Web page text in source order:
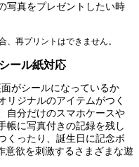
写真をプレゼントしたい時
再プリントはできません。
ール紙対応
がシールになっているか
リジナルのアイテムがつく
自分だけのスマホケースや
帳に写真付きの記録を残し
くったり、誕生日に記念ボ
意欲を刺激するさまざまな遊